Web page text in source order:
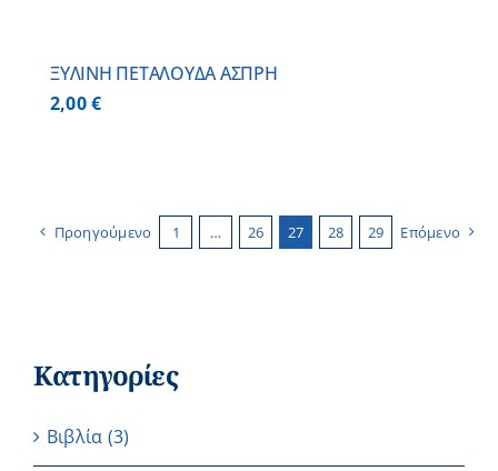
ΞΥΛΙΝΗ ΠΕΤΑΛΟΥΔΑ ΑΣΠΡΗ
2,00€
Προηγούμενο 1 … 26 27 28 29 Επόμενο
Κατηγορίες
Βιβλία (3)